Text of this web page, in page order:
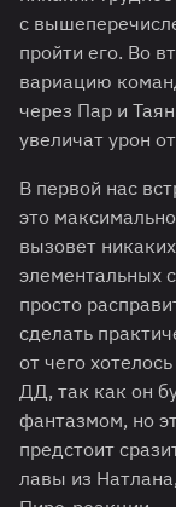
с
пройти его. Во
вариацию
через Пар и
увеличат урон
В первой нас
это
вызовет
элементальных
просто
сделать
от чего
ДД, так как он
фантазмом, но
предстоит
лавы из